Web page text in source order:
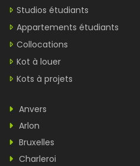
Studios étudiants
Appartements étudiants
Collocations
Kot à louer
Kots à projets
Anvers
Arlon
Bruxelles
Charleroi